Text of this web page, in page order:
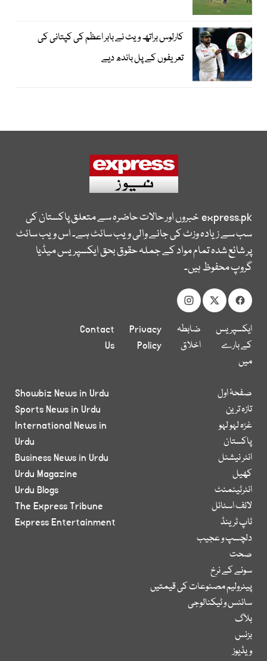
کارلوس براتھ ویٹ نے بابر اعظم کی کپتانی کی
تعریفوں کے پل باندھ دیے
express.pkخبروں اور حالات حاضرہ سے متعلق پاکستان کی
سب سے زیادہ وزٹ کی جانے والی ویب سائٹ ہے۔ اس ویب سائٹ
پر شائع شدہ تمام مواد کے جملہ حقوق بحق ایکسپریس میڈیا
گروپ محفوظ ہیں۔
ایکسپریس
کے بارے
میں
ضابطہ
اخلاق
Privacy
Policy
Contact
Us
صفحۂ اول
تازہ ترین
غزہ لہو لہو
پاکستان
انٹر نیشنل
کھیل
انٹرٹینمنٹ
لائف اسٹائل
ٹاپ ٹرینڈ
دلچسپ و عجیب
صحت
سونے کے نرخ
پیٹرولیم مصنوعات کی قیمتیں
سائنس و ٹیکنالوجی
بلاگ
بزنس
ویڈیوز
Showbiz News in Urdu
Sports News in Urdu
International News in
Urdu
Business News in Urdu
Urdu Magazine
Urdu Blogs
The Express Tribune
Express Entertainment